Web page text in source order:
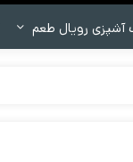
آشپزی رویال طعم